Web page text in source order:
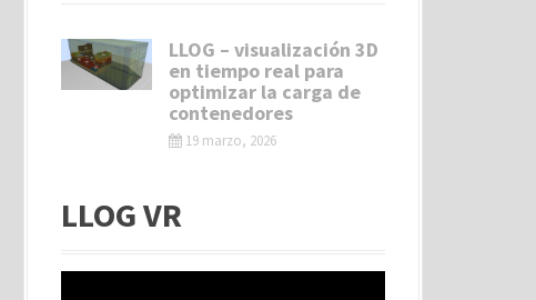
LLOG – visualización 3D
en tiempo real para
optimizar la carga de
contenedores
19 marzo, 2026
LLOG VR